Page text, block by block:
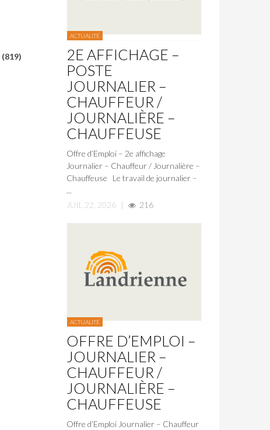
(819)
ACTUALITÉ
2E AFFICHAGE –
POSTE
JOURNALIER –
CHAUFFEUR /
JOURNALIÈRE –
CHAUFFEUSE
Offre d’Emploi – 2e affichage
Journalier – Chauffeur / Journalière –
Chauffeuse Le travail de journalier –
...
JUIL 22, 2026
| 216
ACTUALITÉ
OFFRE D’EMPLOI –
JOURNALIER –
CHAUFFEUR /
JOURNALIÈRE –
CHAUFFEUSE
Offre d’Emploi Journalier – Chauffeur